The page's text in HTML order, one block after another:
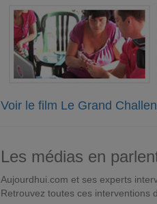
Voir le film Le Grand
Les médias en
Aujourdhui.com et ses experts
Retrouvez toutes ces interventions